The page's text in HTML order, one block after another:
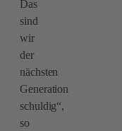
Das
sind
wir
der
nächsten
Generation
schuldig“,
so